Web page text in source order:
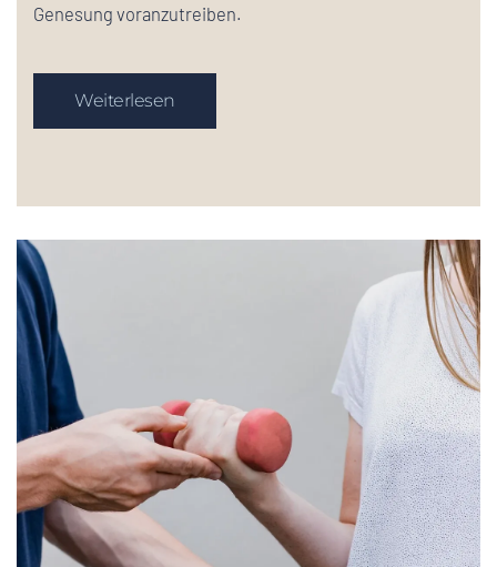
Genesung voranzutreiben.
Weiterlesen